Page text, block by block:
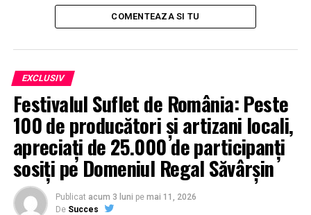
COMENTEAZA SI TU
EXCLUSIV
Festivalul Suflet de România: Peste
100 de producători și artizani locali,
apreciați de 25.000 de participanți
sosiți pe Domeniul Regal Săvârșin
Publicat acum 3 luni pe mai 11, 2026
De Succes